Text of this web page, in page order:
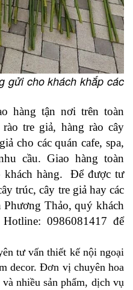
gửi cho khách khắp các
hàng tận nơi trên toàn
tre giả, hàng rào cây
cho các quán cafe, spa,
cầu. Giao hàng toàn
khách hàng. Để được tư
trúc, cây tre giả hay các
Phương Thảo, quý khách
0986081417 để
tư vấn thiết kế nội ngoại
decor. Đơn vị chuyên hoa
nhiều sản phẩm, dịch vụ